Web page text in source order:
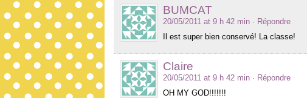
BUMCAT
20/05/2011 at 9 h 42 min · Répondre
Il est super bien conservé! La classe!
Claire
20/05/2011 at 9 h 42 min · Répondre
OH MY GOD!!!!!!!